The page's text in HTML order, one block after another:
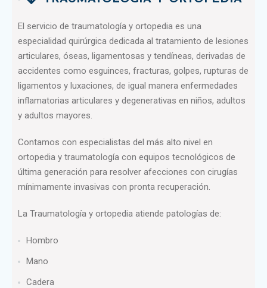
El servicio de traumatología y ortopedia es una
especialidad quirúrgica dedicada al tratamiento de lesiones
articulares, óseas, ligamentosas y tendíneas, derivadas de
accidentes como esguinces, fracturas, golpes, rupturas de
ligamentos y luxaciones, de igual manera enfermedades
inflamatorias articulares y degenerativas en niños, adultos
y adultos mayores.
Contamos con especialistas del más alto nivel en
ortopedia y traumatología con equipos tecnológicos de
última generación para resolver afecciones con cirugías
mínimamente invasivas con pronta recuperación.
La Traumatología y ortopedia atiende patologías de:
Hombro
Mano
Cadera